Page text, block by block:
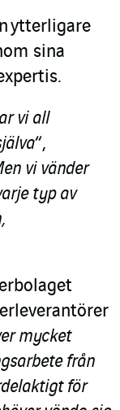
ytterligare
sina
vi all
“,
vi vänder
typ av
mycket
från
för